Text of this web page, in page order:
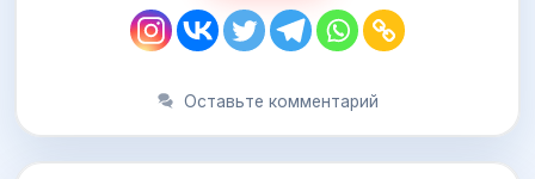
Оставьте комментарий